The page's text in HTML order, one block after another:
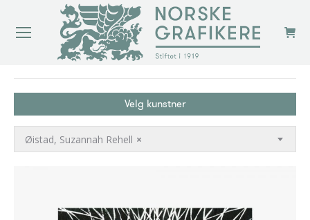
Velg kunstner
×
Øistad, Suzannah Rehell